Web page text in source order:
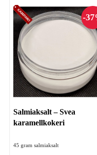
Salmiaksalt – Svea
karamellkokeri
45 gram salmiaksalt